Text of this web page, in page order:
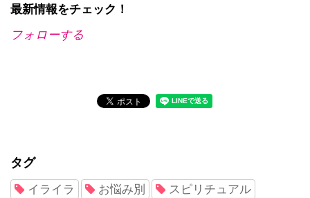
最新情報をチェック！
フォローする
タグ
イライラ お悩み別 スピリチュアル